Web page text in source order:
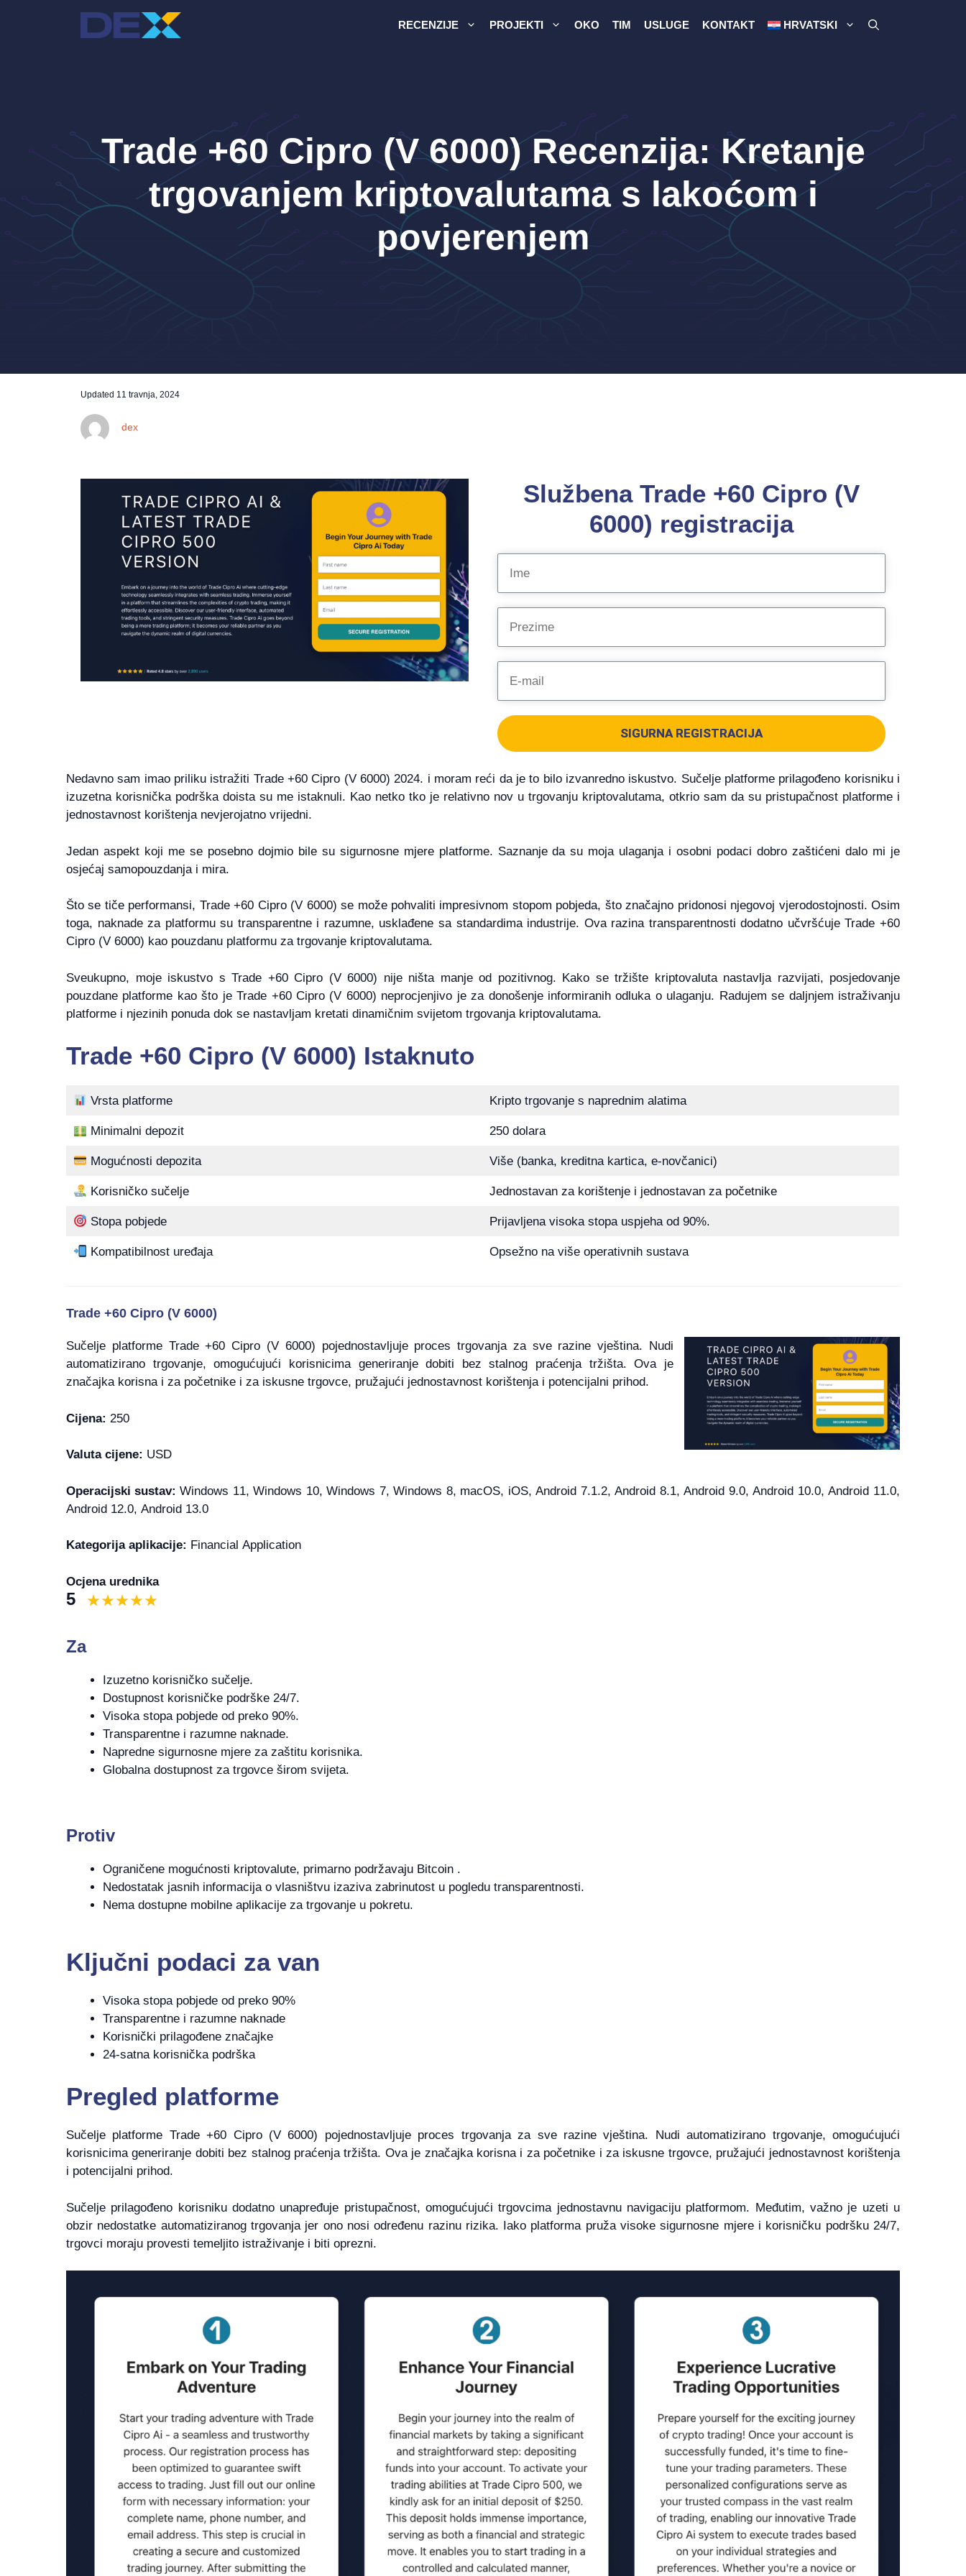
RECENZIJE PROJEKTI OKO TIM USLUGE KONTAKT HRVATSKI
Trade +60 Cipro (V 6000) Recenzija: Kretanje
trgovanjem kriptovalutama s lakoćom i
povjerenjem
Updated 11 travnja, 2024
dex
Službena Trade +60 Cipro (V
6000) registracija
SIGURNA REGISTRACIJA
Nedavno sam imao priliku istražiti Trade +60 Cipro (V 6000) 2024. i moram reći da je to bilo izvanredno iskustvo. Sučelje platforme prilagođeno korisniku i
izuzetna korisnička podrška doista su me istaknuli. Kao netko tko je relativno nov u trgovanju kriptovalutama, otkrio sam da su pristupačnost platforme i
jednostavnost korištenja nevjerojatno vrijedni.
Jedan aspekt koji me se posebno dojmio bile su sigurnosne mjere platforme. Saznanje da su moja ulaganja i osobni podaci dobro zaštićeni dalo mi je
osjećaj samopouzdanja i mira.
Što se tiče performansi, Trade +60 Cipro (V 6000) se može pohvaliti impresivnom stopom pobjeda, što značajno pridonosi njegovoj vjerodostojnosti. Osim
toga, naknade za platformu su transparentne i razumne, usklađene sa standardima industrije. Ova razina transparentnosti dodatno učvršćuje Trade +60
Cipro (V 6000) kao pouzdanu platformu za trgovanje kriptovalutama.
Sveukupno, moje iskustvo s Trade +60 Cipro (V 6000) nije ništa manje od pozitivnog. Kako se tržište kriptovaluta nastavlja razvijati, posjedovanje
pouzdane platforme kao što je Trade +60 Cipro (V 6000) neprocjenjivo je za donošenje informiranih odluka o ulaganju. Radujem se daljnjem istraživanju
platforme i njezinih ponuda dok se nastavljam kretati dinamičnim svijetom trgovanja kriptovalutama.
Trade +60 Cipro (V 6000) Istaknuto
Vrsta platforme Kripto trgovanje s naprednim alatima
Minimalni depozit 250 dolara
Mogućnosti depozita Više (banka, kreditna kartica, e-novčanici)
Korisničko sučelje Jednostavan za korištenje i jednostavan za početnike
Stopa pobjede Prijavljena visoka stopa uspjeha od 90%.
Kompatibilnost uređaja Opsežno na više operativnih sustava
Trade +60 Cipro (V 6000)
Sučelje platforme Trade +60 Cipro (V 6000) pojednostavljuje proces trgovanja za sve razine vještina. Nudi
automatizirano trgovanje, omogućujući korisnicima generiranje dobiti bez stalnog praćenja tržišta. Ova je
značajka korisna i za početnike i za iskusne trgovce, pružajući jednostavnost korištenja i potencijalni prihod.
Cijena: 250
Valuta cijene: USD
Operacijski sustav: Windows 11, Windows 10, Windows 7, Windows 8, macOS, iOS, Android 7.1.2, Android 8.1, Android 9.0, Android 10.0, Android 11.0,
Android 12.0, Android 13.0
Kategorija aplikacije: Financial Application
Ocjena urednika
5
Za
Izuzetno korisničko sučelje.
Dostupnost korisničke podrške 24/7.
Visoka stopa pobjede od preko 90%.
Transparentne i razumne naknade.
Napredne sigurnosne mjere za zaštitu korisnika.
Globalna dostupnost za trgovce širom svijeta.
Protiv
Ograničene mogućnosti kriptovalute, primarno podržavaju Bitcoin .
Nedostatak jasnih informacija o vlasništvu izaziva zabrinutost u pogledu transparentnosti.
Nema dostupne mobilne aplikacije za trgovanje u pokretu.
Ključni podaci za van
Visoka stopa pobjede od preko 90%
Transparentne i razumne naknade
Korisnički prilagođene značajke
24-satna korisnička podrška
Pregled platforme
Sučelje platforme Trade +60 Cipro (V 6000) pojednostavljuje proces trgovanja za sve razine vještina. Nudi automatizirano trgovanje, omogućujući
korisnicima generiranje dobiti bez stalnog praćenja tržišta. Ova je značajka korisna i za početnike i za iskusne trgovce, pružajući jednostavnost korištenja
i potencijalni prihod.
Sučelje prilagođeno korisniku dodatno unapređuje pristupačnost, omogućujući trgovcima jednostavnu navigaciju platformom. Međutim, važno je uzeti u
obzir nedostatke automatiziranog trgovanja jer ono nosi određenu razinu rizika. Iako platforma pruža visoke sigurnosne mjere i korisničku podršku 24/7,
trgovci moraju provesti temeljito istraživanje i biti oprezni.